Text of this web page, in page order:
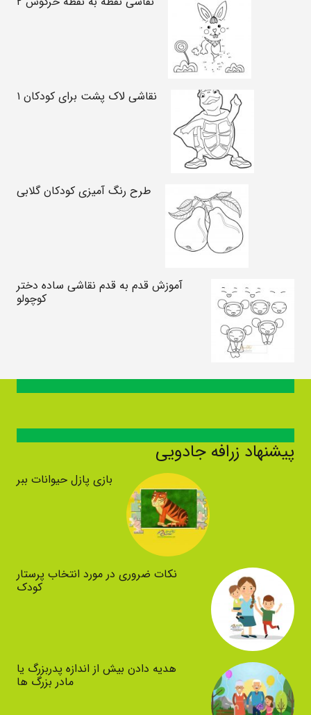
نقاشی لاک پشت برای کودکان ۱
طرح رنگ آمیزی کودکان گلابی
آموزش قدم به قدم نقاشی ساده دختر
کوچولو
پیشنهاد زرافه جادویی
بازی پازل حیوانات ببر
نکات ضروری در مورد انتخاب پرستار
کودک
هدیه دادن بیش از اندازه پدربزرگ یا
مادر بزرگ ها